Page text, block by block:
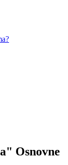
Osnovne